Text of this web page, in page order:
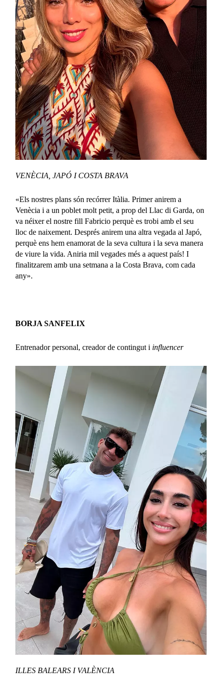
VENÈCIA, JAPÓ I COSTA BRAVA
«Els nostres plans són recórrer Itàlia. Primer anirem a
Venècia i a un poblet molt petit, a prop del Llac di Garda, on
va néixer el nostre fill Fabricio perquè es trobi amb el seu
lloc de naixement. Després anirem una altra vegada al Japó,
perquè ens hem enamorat de la seva cultura i la seva manera
de viure la vida. Aniria mil vegades més a aquest país! I
finalitzarem amb una setmana a la Costa Brava, com cada
any».
BORJA SANFELIX
Entrenador personal, creador de contingut i influencer
ILLES BALEARS I VALÈNCIA